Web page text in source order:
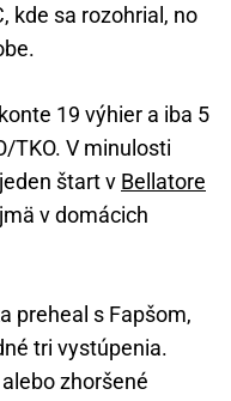
kde sa rozohrial, no
19 výhier a iba 5
TKO. V minulosti
štart v Bellatore
v domácich
preheal s Fapšom,
tri vystúpenia.
zhoršené